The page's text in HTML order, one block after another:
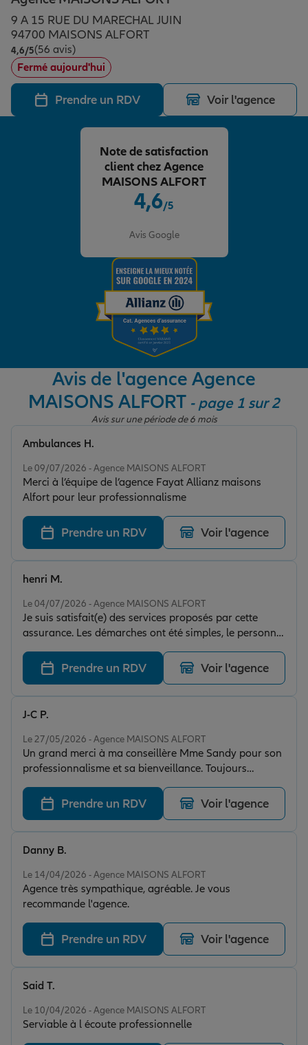
Assurance emprunteur
Prévoyance et dépendance
Assurance animal de compagnie
Protection de la famille
Protection juridique
Épargne & retraite
Plan épargne retraite
Assurance vie
Placements financiers
Investissements immobiliers
Transmission
Vos projets
Partir en vacances
Départ à la retraite
Préparer l’avenir
Conseil assurance
Assurance habitation
Le Pack Famille
Garantie des accidents de la vie
Assurance scolaire
Retraite
Tous nos devis d'assurance
Allianz en France
9 A 15 RUE DU MARECHAL JUIN
94700 MAISONS ALFORT
4,6/5Note de 4.6 sur 5
(56 avis)
Fermé aujourd'hui
Prendre un RDV Voir l'agence
4,6/5
Avis Google
Note de satisfaction
client chez Agence
MAISONS ALFORT
Avis de l'agence Agence
MAISONS ALFORT - page 1 sur 2
Avis sur une période de 6 mois
Le 09/07/2026 - Agence MAISONS ALFORT
Merci à l’équipe de l’agence Fayat Allianz maisons
Alfort pour leur professionnalisme
Ambulances H.
Prendre un RDV Voir l'agence
Le 04/07/2026 - Agence MAISONS ALFORT
Je suis satisfait(e) des services proposés par cette
assurance. Les démarches ont été simples, le personnel
est à l'écoute et réactif. Les explications fournies sont
claires et le traitement de mon dossier a été rapide. Je
recommande cette assurance pour son
professionnalisme et la qualité de son
accompagnement.
henri M.
Prendre un RDV Voir l'agence
Le 27/05/2026 - Agence MAISONS ALFORT
Un grand merci à ma conseillère Mme Sandy pour son
professionnalisme et sa bienveillance. Toujours
disponible pour répondre à mes questions, avec des
conseils adaptés et un suivi sérieux. C’est rassurant
d’être aussi bien accompagné.
J-C P.
Prendre un RDV Voir l'agence
Le 14/04/2026 - Agence MAISONS ALFORT
Agence très sympathique, agréable. Je vous
recommande l'agence.
Danny B.
Prendre un RDV Voir l'agence
Le 10/04/2026 - Agence MAISONS ALFORT
Serviable à l écoute professionnelle
Said T.